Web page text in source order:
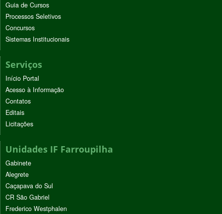
Guia de Cursos
Processos Seletivos
Concursos
Sistemas Institucionais
Serviços
Início Portal
Acesso à Informação
Contatos
Editais
Licitações
Unidades IF Farroupilha
Gabinete
Alegrete
Caçapava do Sul
CR São Gabriel
Frederico Westphalen